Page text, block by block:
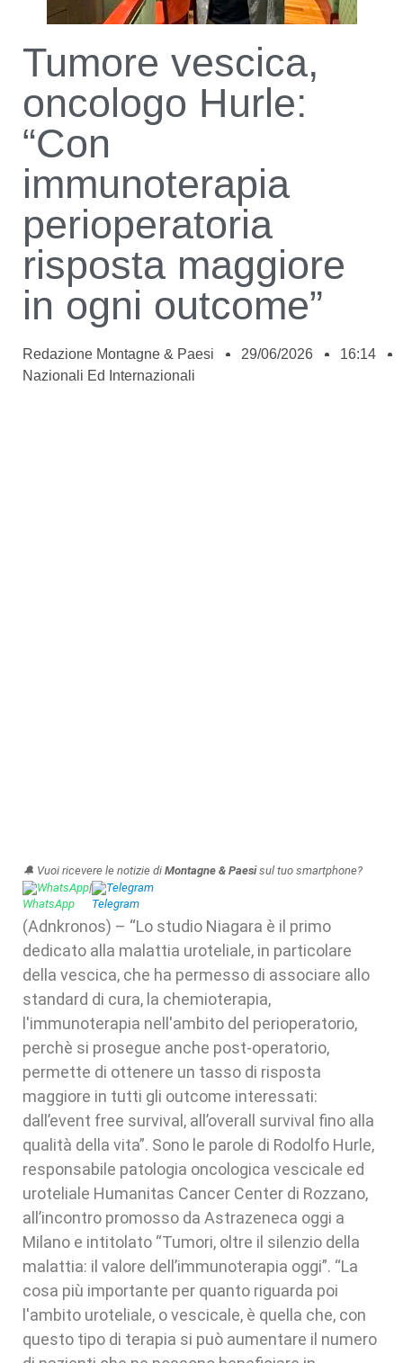
Tumore vescica,
oncologo Hurle:
“Con
immunoterapia
perioperatoria
risposta maggiore
in ogni outcome”
Redazione Montagne & Paesi 29/06/2026
16:14
Nazionali Ed Internazionali
🔔 Vuoi ricevere le notizie di Montagne & Paesisul tuo smartphone?
WhatsApp| Telegram
(Adnkronos) – “Lo studio Niagara è il primo
dedicato alla malattia uroteliale, in particolare
della vescica, che ha permesso di associare allo
standard di cura, la chemioterapia,
l'immunoterapia nell'ambito del perioperatorio,
perchè si prosegue anche post-operatorio,
permette di ottenere un tasso di risposta
maggiore in tutti gli outcome interessati:
dall’event free survival, all’overall survival fino alla
qualità della vita”. Sono le parole di Rodolfo Hurle,
responsabile patologia oncologica vescicale ed
uroteliale Humanitas Cancer Center di Rozzano,
all’incontro promosso da Astrazeneca oggi a
Milano e intitolato “Tumori, oltre il silenzio della
malattia: il valore dell’immunoterapia oggi”. “La
cosa più importante per quanto riguarda poi
l'ambito uroteliale, o vescicale, è quella che, con
questo tipo di terapia si può aumentare il numero